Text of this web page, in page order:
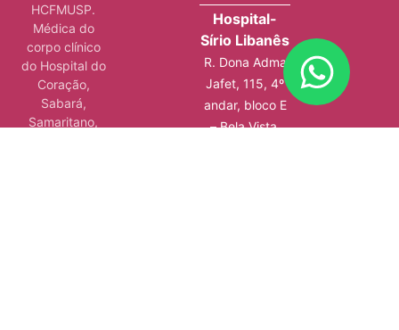
HCFMUSP.
Médica do
corpo clínico
do Hospital do
Coração,
Sabará,
Samaritano,
Hospital-
Sírio Libanês
R. Dona Adma
Jafet, 115, 4º
andar, bloco E
– Bela Vista,